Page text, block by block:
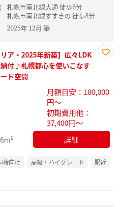
札幌市南北線大通 徒歩6分
札幌市南北線すすきの 徒歩8分
2025年 12月 築
録
リア・2025年新築】広々LDK
付♪札幌都心を使いこなす
ド空間
月額目安：180,000
円～
初期費用他：
37,400円～
詳細
棲向け 高級・ハイグレード 駅近